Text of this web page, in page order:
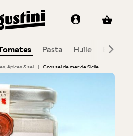
Pasta Huile
épices & sel | Gros sel de mer de Sicile